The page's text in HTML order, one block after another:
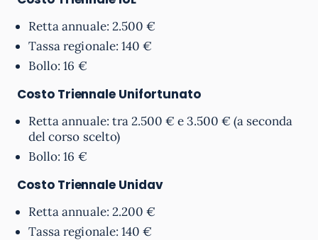
Retta annuale: 2.500 €
Tassa regionale: 140 €
Bollo: 16 €
Costo Triennale Unifortunato
Retta annuale: tra 2.500 € e 3.500 € (a seconda
del corso scelto)
Bollo: 16 €
Costo Triennale Unidav
Retta annuale: 2.200 €
Tassa regionale: 140 €